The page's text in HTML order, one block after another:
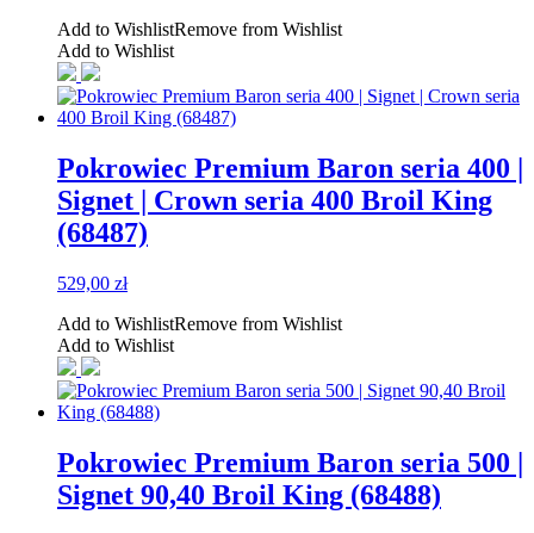
Add to WishlistRemove from Wishlist
Add to Wishlist
Pokrowiec Premium Baron seria 400 |
Signet | Crown seria 400 Broil King
(68487)
529,00 zł
Add to WishlistRemove from Wishlist
Add to Wishlist
Pokrowiec Premium Baron seria 500 |
Signet 90,40 Broil King (68488)